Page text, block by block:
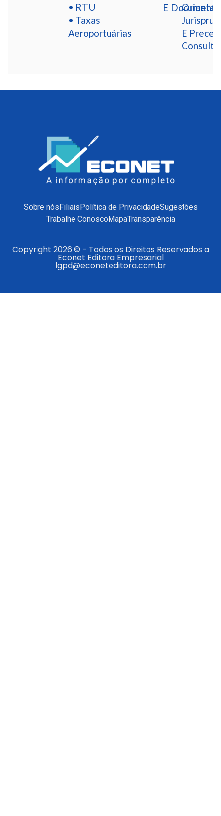
• RTU
• Taxas
Aeroportuárias
E
E
Sobre nósFiliaisPolítica de PrivacidadeSugestões
Trabalhe ConoscoMapaTransparência
Copyright 2026 © - Todos os Direitos Reservados a
Econet Editora Empresarial
lgpd@econeteditora.com.br